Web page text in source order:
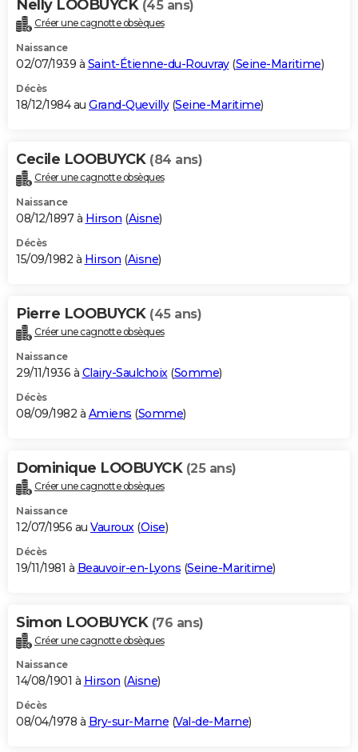
Nelly LOOBUYCK (45 ans)
Créer une cagnotte obsèques
Naissance
02/07/1939 à Saint-Étienne-du-Rouvray(Seine-Maritime)
Décès
18/12/1984 au Grand-Quevilly(Seine-Maritime)
Cecile LOOBUYCK (84 ans)
Créer une cagnotte obsèques
Naissance
08/12/1897 à Hirson (Aisne)
Décès
15/09/1982 à Hirson (Aisne)
Pierre LOOBUYCK (45 ans)
Créer une cagnotte obsèques
Naissance
29/11/1936 à Clairy-Saulchoix(Somme)
Décès
08/09/1982 à Amiens (Somme)
Dominique LOOBUYCK (25 ans)
Créer une cagnotte obsèques
Naissance
12/07/1956 au Vauroux (Oise)
Décès
19/11/1981 à Beauvoir-en-Lyons (Seine-Maritime)
Simon LOOBUYCK (76 ans)
Créer une cagnotte obsèques
Naissance
14/08/1901 à Hirson (Aisne)
Décès
08/04/1978 à Bry-sur-Marne (Val-de-Marne)